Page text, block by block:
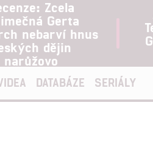
Zcela
Gerta
nebarví hnus
dějin
narůžovo
DATABÁZE SERIÁLY